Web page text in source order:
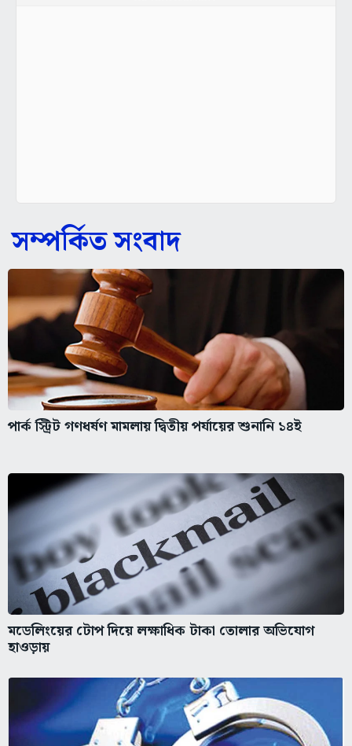
সম্পর্কিত সংবাদ
পার্ক স্ট্রিট গণধর্ষণ মামলায় দ্বিতীয় পর্যায়ের শুনানি ১৪ই
মডেলিংয়ের টোপ দিয়ে লক্ষাধিক টাকা তোলার অভিযোগ
হাওড়ায়